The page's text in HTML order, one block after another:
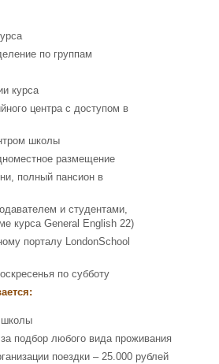
по группам
курса
центра с доступом в
школы
размещение
полный пансион в
и студентами,
курса General English 22)
порталу LondonSchool
по субботу
школы
подбор любого вида проживания
поездки – 25.000 рублей